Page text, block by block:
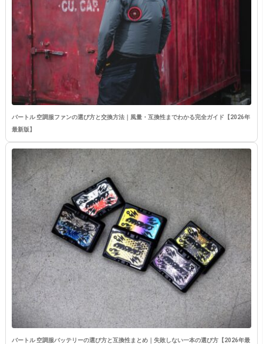
バートル 空調服ファンの選び方と交換方法｜風量・互換性までわかる完全ガイド【2026年
最新版】
バートル 空調服バッテリーの選び方と互換性まとめ｜失敗しない一本の選び方【2026年最